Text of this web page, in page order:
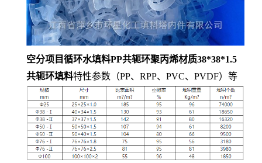
空分项目循环水填料PP共轭环聚丙烯材质38*38*1.5
共轭环填料特性参数（PP、RPP、PVC、PVDF）等